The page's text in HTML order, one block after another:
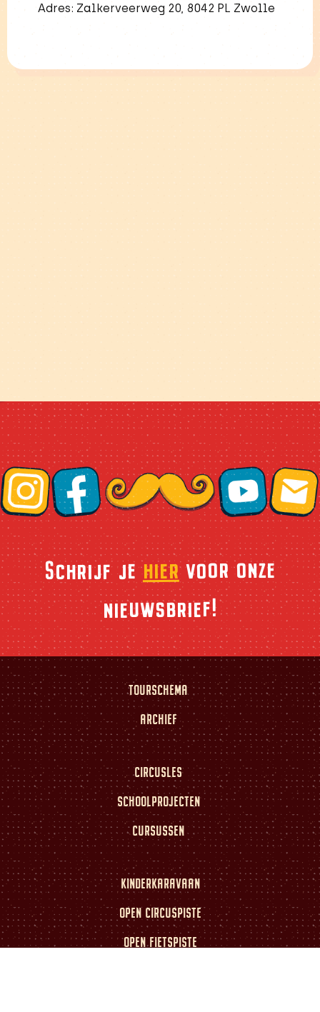
Adres: Zalkerveerweg 20, 8042 PL Zwolle
Schrijf jehiervoor onze
nieuwsbrief!
TOURSCHEMA
ARCHIEF
CIRCUSLES
SCHOOLPROJECTEN
CURSUSSEN
KINDERKARAVAAN
OPEN CIRCUSPISTE
OPEN FIETSPISTE